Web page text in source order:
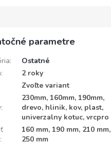
parametre
:
Ostatné
:
2 roky
Zvoľte variant
:
230mm, 160mm, 190mm,
drevo, hlinik, kov, plast,
univerzalny kotuc, vrcpro
:
160 mm, 190 mm, 210 mm,
250 mm